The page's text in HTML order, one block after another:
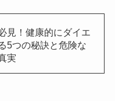
見！健康的にダイエ
5つの秘訣と危険な
実